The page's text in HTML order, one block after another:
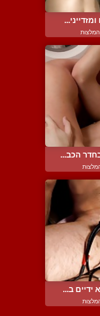
הכב...
ב...